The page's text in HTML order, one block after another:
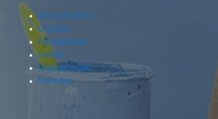
Arroyomolinos
Coslada
Fuenlabrada
Getafe
Majadahonda
Móstoles